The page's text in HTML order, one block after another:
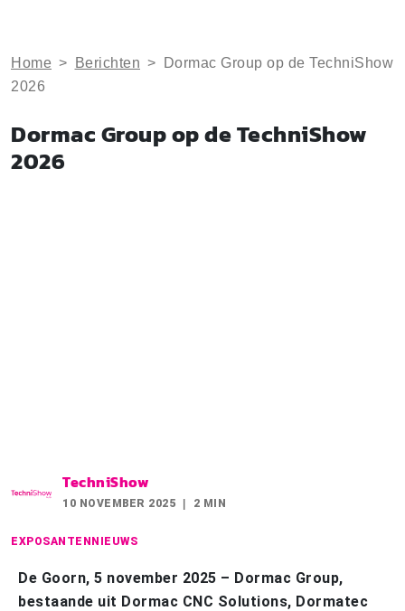
Home > Berichten >
Dormac Group op de TechniShow
2026
Dormac Group op de TechniShow
2026
TechniShow
10 NOVEMBER 2025 2 MIN
EXPOSANTENNIEUWS
De Goorn, 5 november 2025 – Dormac Group,
bestaande uit Dormac CNC Solutions, Dormatec